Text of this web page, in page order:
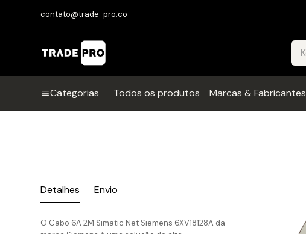
contato@trade-pro.co
Categorias Todos os produtos Marcas & Fabricantes
Detalhes Envio
O Cabo 6A 2M Simatic Net Siemens 6XV18128A da